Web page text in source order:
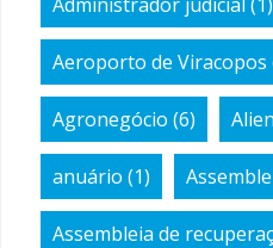
Aeroporto de Viracopos
Agronegócio (6)
anuário (1)
Assembleia de